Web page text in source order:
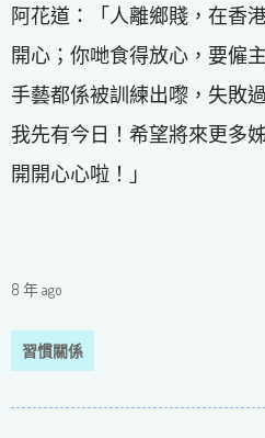
阿花道：「人離鄉賤，在香
開心；你哋食得放心，要僱
手藝都係被訓練出嚟，失敗
我先有今日！希望將來更多
開開心心啦！」
8 年 ago
習慣關係